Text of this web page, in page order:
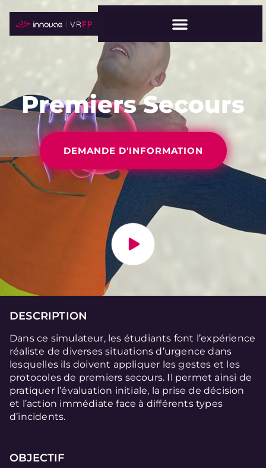
Premiers Secours
DEMANDE D'INFORMATION
DESCRIPTION
Dans ce simulateur, les étudiants font l’expérience
réaliste de diverses situations d’urgence dans
lesquelles ils doivent appliquer les gestes et les
protocoles de premiers secours. Il permet ainsi de
pratiquer l’évaluation initiale, la prise de décision
et l’action immédiate face à différents types
d’incidents.
OBJECTIF